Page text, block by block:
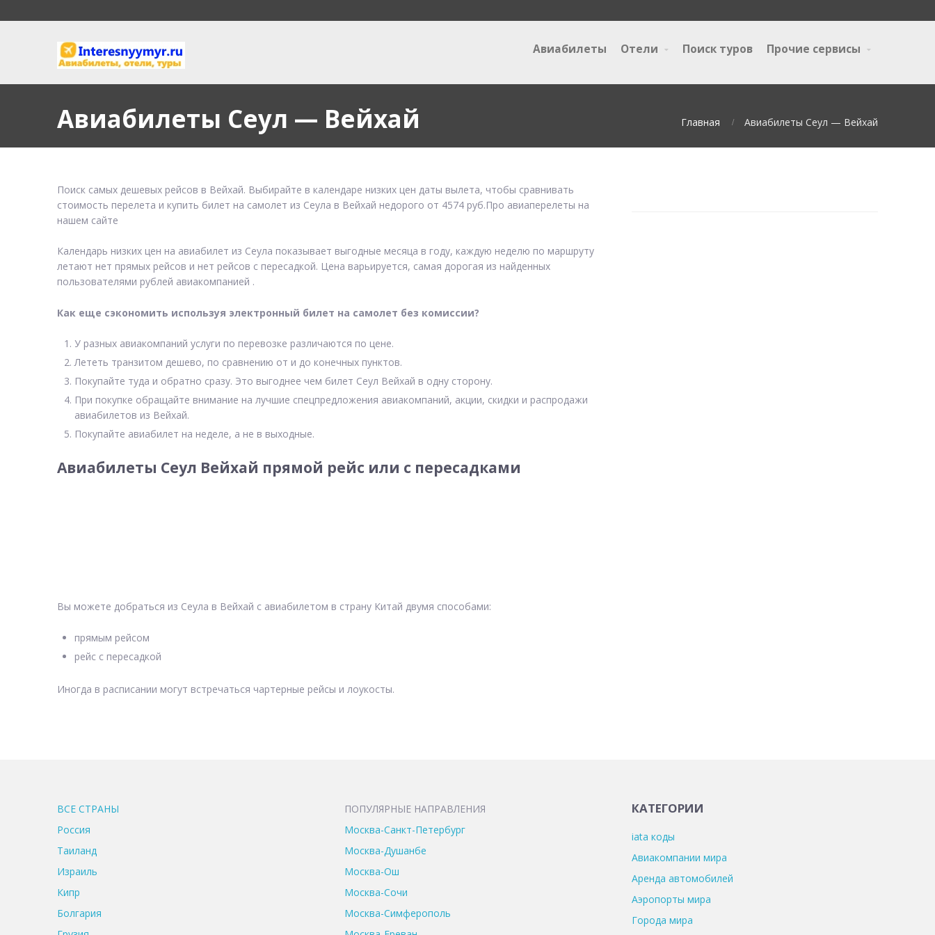
Авиабилеты Отели Поиск туров Прочие сервисы
Авиабилеты Сеул — Вейхай Главная Авиабилеты Сеул — Вейхай
Поиск самых дешевых рейсов в Вейхай. Выбирайте в календаре низких цен даты вылета, чтобы сравнивать
стоимость перелета и купить билет на самолет из Сеула в Вейхай недорого от 4574 руб.Про авиаперелеты на
нашем сайте
Календарь низких цен на авиабилет из Сеула показывает выгодные месяца в году, каждую неделю по маршруту
летают нет прямых рейсов и нет рейсов с пересадкой. Цена варьируется, самая дорогая из найденных
пользователями рублей авиакомпанией .
Как еще сэкономить используя электронный билет на самолет без комиссии?
У разных авиакомпаний услуги по перевозке различаются по цене.
Лететь транзитом дешево, по сравнению от и до конечных пунктов.
Покупайте туда и обратно сразу. Это выгоднее чем билет Сеул Вейхай в одну сторону.
При покупке обращайте внимание на лучшие спецпредложения авиакомпаний, акции, скидки и распродажи
авиабилетов из Вейхай.
Покупайте авиабилет на неделе, а не в выходные.
Авиабилеты Сеул Вейхай прямой рейс или с пересадками
Вы можете добраться из Сеула в Вейхай с авиабилетом в страну Китай двумя способами:
прямым рейсом
рейс с пересадкой
Иногда в расписании могут встречаться чартерные рейсы и лоукосты.
ВСЕ CТРАНЫ
Россия
Таиланд
Израиль
Кипр
Болгария
ПОПУЛЯРНЫЕ НАПРАВЛЕНИЯ
Москва-Санкт-Петербург
Москва-Душанбе
Москва-Ош
Москва-Сочи
Москва-Симферополь
КАТЕГОРИИ
iata коды
Авиакомпании мира
Аренда автомобилей
Аэропорты мира
Города мира